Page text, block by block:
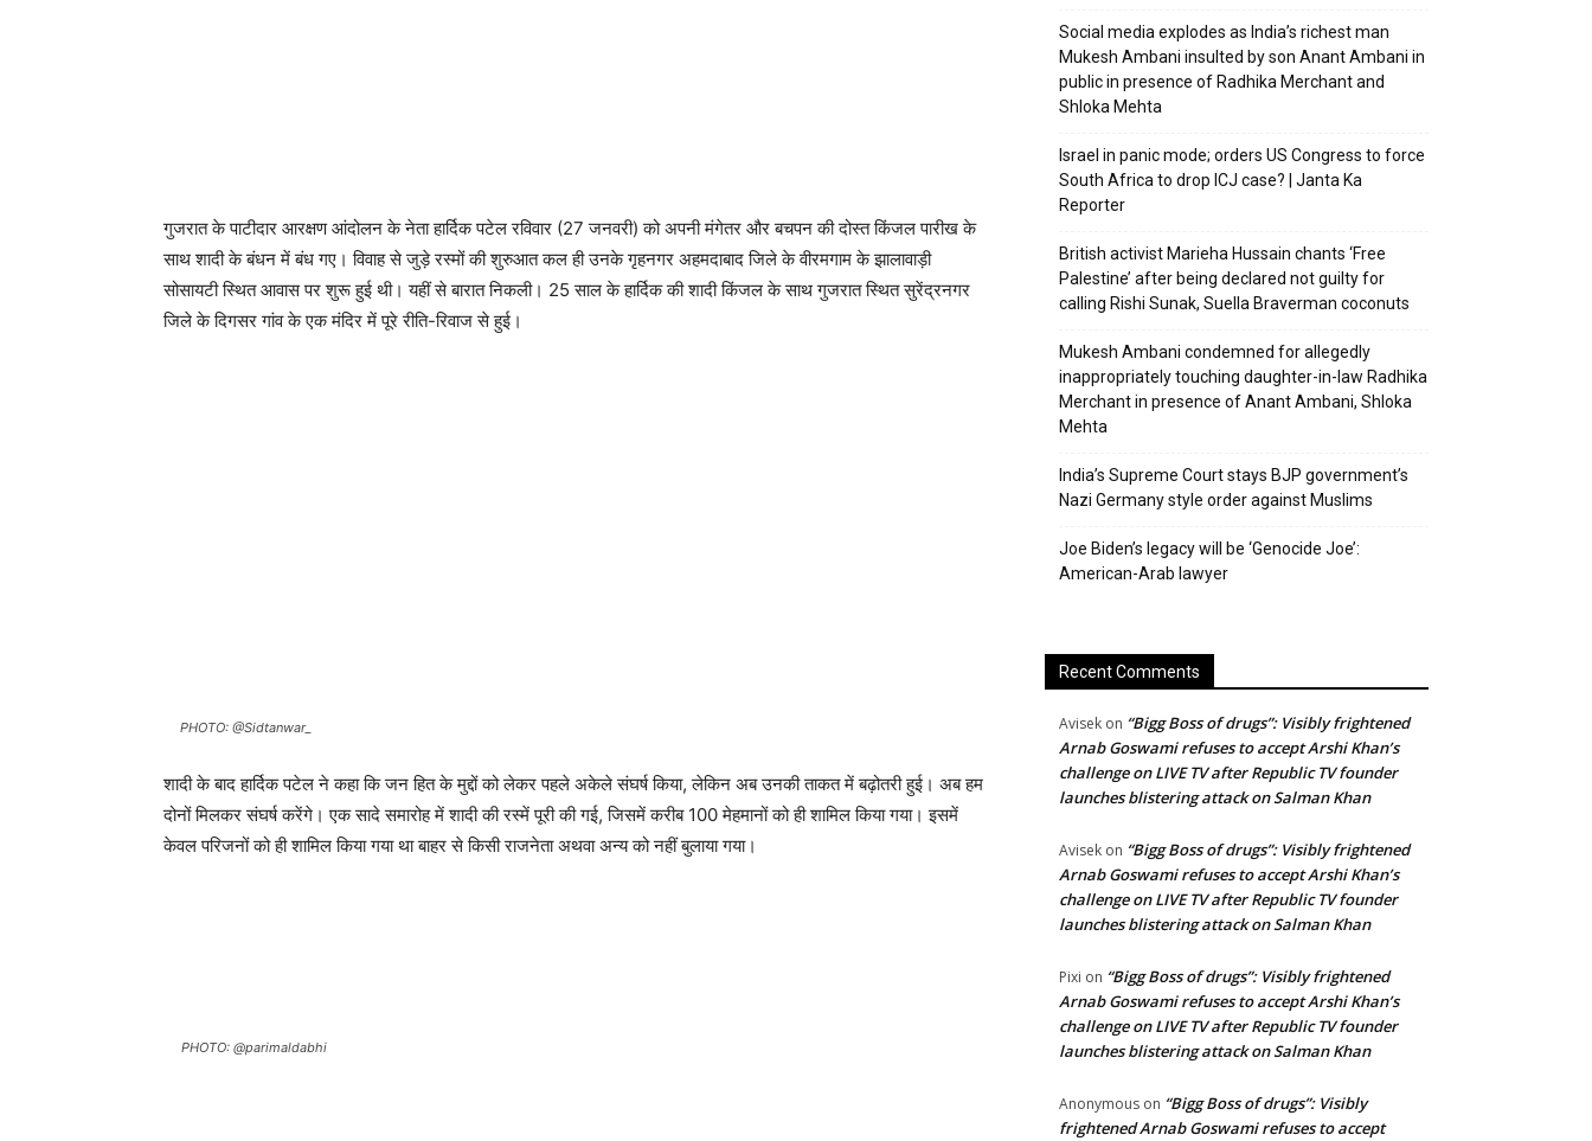
गुजरात के पाटीदार आरक्षण आंदोलन के नेता हार्दिक पटेल रविवार (27 जनवरी) को अपनी मंगेतर और बचपन की दोस्त किंजल पारीख के
साथ शादी के बंधन में बंध गए। विवाह से जुड़े रस्मों की शुरुआत कल ही उनके गृहनगर अहमदाबाद जिले के वीरमगाम के झालावाड़ी
सोसायटी स्थित आवास पर शुरू हुई थी। यहीं से बारात निकली। 25 साल के हार्दिक की शादी किंजल के साथ गुजरात स्थित सुरेंद्रनगर
जिले के दिगसर गांव के एक मंदिर में पूरे रीति-रिवाज से हुई।
PHOTO: @Sidtanwar_
शादी के बाद हार्दिक पटेल ने कहा कि जन हित के मुद्दों को लेकर पहले अकेले संघर्ष किया, लेकिन अब उनकी ताकत में बढ़ोतरी हुई। अब हम
दोनों मिलकर संघर्ष करेंगे। एक सादे समारोह में शादी की रस्में पूरी की गई, जिसमें करीब 100 मेहमानों को ही शामिल किया गया। इसमें
केवल परिजनों को ही शामिल किया गया था बाहर से किसी राजनेता अथवा अन्य को नहीं बुलाया गया।
PHOTO: @parimaldabhi
Social media explodes as India’s richest man
Mukesh Ambani insulted by son Anant Ambani in
public in presence of Radhika Merchant and
Shloka Mehta
Israel in panic mode; orders US Congress to force
South Africa to drop ICJ case? | Janta Ka
Reporter
British activist Marieha Hussain chants ‘Free
Palestine’ after being declared not guilty for
calling Rishi Sunak, Suella Braverman coconuts
Mukesh Ambani condemned for allegedly
inappropriately touching daughter-in-law Radhika
Merchant in presence of Anant Ambani, Shloka
Mehta
India’s Supreme Court stays BJP government’s
Nazi Germany style order against Muslims
Joe Biden’s legacy will be ‘Genocide Joe’:
American-Arab lawyer
Recent Comments
Avisek on “Bigg Boss of drugs”: Visibly frightened
Arnab Goswami refuses to accept Arshi Khan’s
challenge on LIVE TV after Republic TV founder
launches blistering attack on Salman Khan
Avisek on “Bigg Boss of drugs”: Visibly frightened
Arnab Goswami refuses to accept Arshi Khan’s
challenge on LIVE TV after Republic TV founder
launches blistering attack on Salman Khan
Pixi on “Bigg Boss of drugs”: Visibly frightened
Arnab Goswami refuses to accept Arshi Khan’s
challenge on LIVE TV after Republic TV founder
launches blistering attack on Salman Khan
Anonymous on “Bigg Boss of drugs”: Visibly
frightened Arnab Goswami refuses to accept